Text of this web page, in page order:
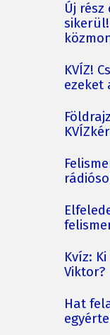
Új
KVÍZ!
ezeket
Kvíz:
Viktor?
Hat